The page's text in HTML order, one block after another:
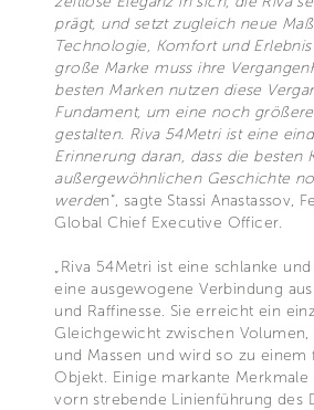
prägt, und setzt zugleich neue
Technologie, Komfort und
große Marke muss ihre
besten Marken nutzen diese
Fundament, um eine noch
gestalten. Riva 54Metri ist eine
Erinnerung daran, dass die besten
außergewöhnlichen Geschichte
werden“, sagte Stassi Anastassov,
Global Chief Executive Officer.
„Riva 54Metri ist eine schlanke
eine ausgewogene Verbindung
und Raffinesse. Sie erreicht ein
Gleichgewicht zwischen
und Massen und wird so zu einem
Objekt. Einige markante
vorn strebende Linienführung des